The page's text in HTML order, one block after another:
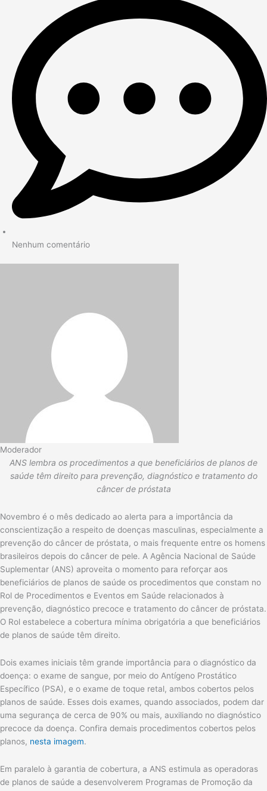
Nenhum comentário
Moderador
ANS lembra os procedimentos a que beneficiários de planos de
saúde têm direito para prevenção, diagnóstico e tratamento do
câncer de próstata
Novembro é o mês dedicado ao alerta para a importância da
conscientização a respeito de doenças masculinas, especialmente a
prevenção do câncer de próstata, o mais frequente entre os homens
brasileiros depois do câncer de pele. A Agência Nacional de Saúde
Suplementar (ANS) aproveita o momento para reforçar aos
beneficiários de planos de saúde os procedimentos que constam no
Rol de Procedimentos e Eventos em Saúde relacionados à
prevenção, diagnóstico precoce e tratamento do câncer de próstata.
O Rol estabelece a cobertura mínima obrigatória a que beneficiários
de planos de saúde têm direito.
Dois exames iniciais têm grande importância para o diagnóstico da
doença: o exame de sangue, por meio do Antígeno Prostático
Específico (PSA), e o exame de toque retal, ambos cobertos pelos
planos de saúde. Esses dois exames, quando associados, podem dar
uma segurança de cerca de 90% ou mais, auxiliando no diagnóstico
precoce da doença. Confira demais procedimentos cobertos pelos
planos, nesta imagem.
Em paralelo à garantia de cobertura, a ANS estimula as operadoras
de planos de saúde a desenvolverem Programas de Promoção da